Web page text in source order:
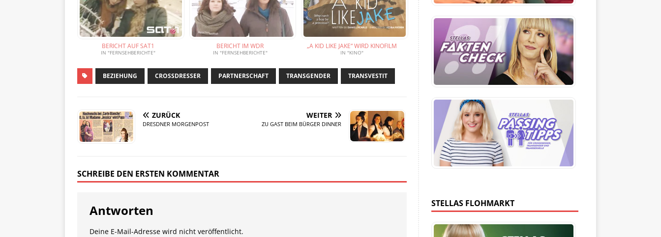
BERICHT AUF SAT1
IN "FERNSEHBERICHTE"
BERICHT IM WDR
IN "FERNSEHBERICHTE"
„A KID LIKE JAKE“ WIRD KINOFILM
IN "KINO"
BEZIEHUNG CROSSDRESSER PARTNERSCHAFT TRANSGENDER TRANSVESTIT
ZURÜCK
DRESDNER MORGENPOST
WEITER
ZU GAST BEIM BÜRGER DINNER
SCHREIBE DEN ERSTEN KOMMENTAR
Antworten
Deine E-Mail-Adresse wird nicht veröffentlicht.
STELLAS FLOHMARKT